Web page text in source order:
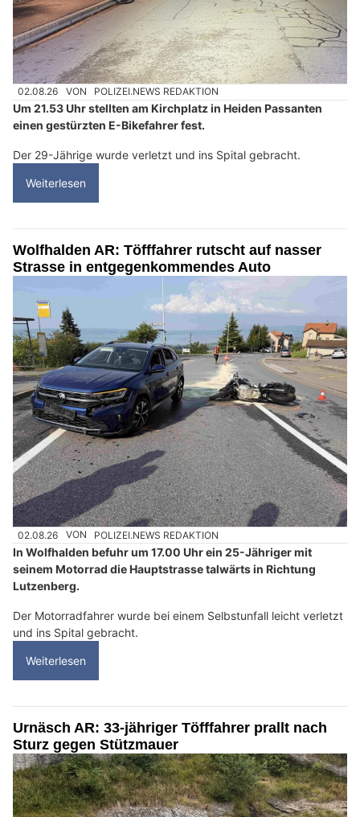
02.08.26 VON POLIZEI.NEWS REDAKTION
Um 21.53 Uhr stellten am Kirchplatz in Heiden Passanten
einen gestürzten E-Bikefahrer fest.
Der 29-Jährige wurde verletzt und ins Spital gebracht.
Weiterlesen
Wolfhalden AR: Töfffahrer rutscht auf nasser
Strasse in entgegenkommendes Auto
02.08.26 VON POLIZEI.NEWS REDAKTION
In Wolfhalden befuhr um 17.00 Uhr ein 25-Jähriger mit
seinem Motorrad die Hauptstrasse talwärts in Richtung
Lutzenberg.
Der Motorradfahrer wurde bei einem Selbstunfall leicht verletzt
und ins Spital gebracht.
Weiterlesen
Urnäsch AR: 33-jähriger Töfffahrer prallt nach
Sturz gegen Stützmauer